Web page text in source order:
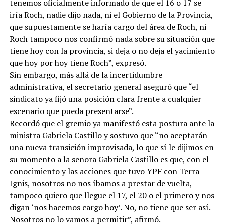
tenemos oficialmente informado de que el 16 o 17 se
iría Roch, nadie dijo nada, ni el Gobierno de la Provincia,
que supuestamente se haría cargo del área de Roch, ni
Roch tampoco nos confirmó nada sobre su situación que
tiene hoy con la provincia, si deja o no deja el yacimiento
que hoy por hoy tiene Roch”, expresó.
Sin embargo, más allá de la incertidumbre
administrativa, el secretario general aseguró que “el
sindicato ya fijó una posición clara frente a cualquier
escenario que pueda presentarse”.
Recordó que el gremio ya manifestó esta postura ante la
ministra Gabriela Castillo y sostuvo que “no aceptarán
una nueva transición improvisada, lo que sí le dijimos en
su momento a la señora Gabriela Castillo es que, con el
conocimiento y las acciones que tuvo YPF con Terra
Ignis, nosotros no nos íbamos a prestar de vuelta,
tampoco quiero que llegue el 17, el 20 o el primero y nos
digan ‘nos hacemos cargo hoy’. No, no tiene que ser así.
Nosotros no lo vamos a permitir”, afirmó.